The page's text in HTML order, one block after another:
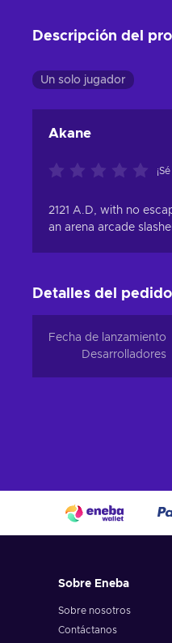
Descripción del
Un solo jugador
Akane
2121 A.D, with no
an arena arcade
Detalles del pedido
Fecha de lanzamiento
Desarrolladores
Sobre Eneba
Sobre nosotros
Contáctanos